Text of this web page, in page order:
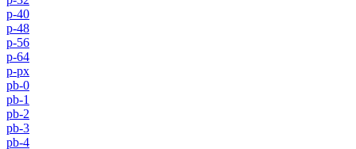
p-40
p-48
p-56
p-64
p-px
pb-0
pb-1
pb-2
pb-3
pb-4